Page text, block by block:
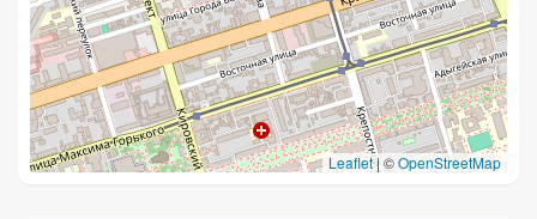
Leaflet|©OpenStreetMap